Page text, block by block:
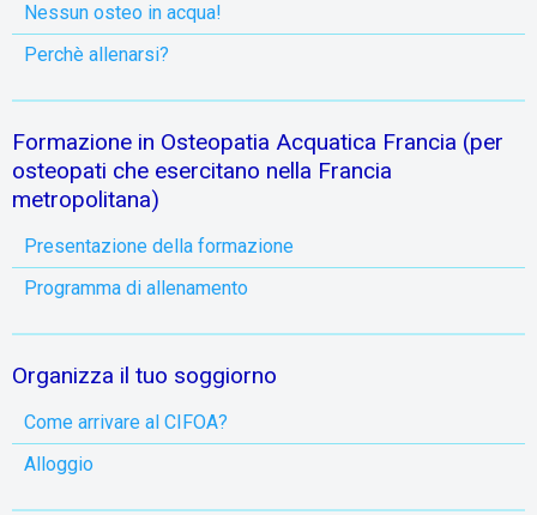
Nessun osteo in acqua!
Perchè allenarsi?
Formazione in Osteopatia Acquatica Francia (per
osteopati che esercitano nella Francia
metropolitana)
Presentazione della formazione
Programma di allenamento
Organizza il tuo soggiorno
Come arrivare al CIFOA?
Alloggio